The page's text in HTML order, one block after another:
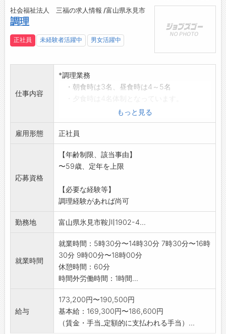
社会福祉法人 三福の求人情報 /富山県氷見市
調理
正社員 未経験者活躍中 男女活躍中
仕事内容
*調理業務
・朝食時は3名、昼食時は4～5名
・1日1,200食程度の調理を担当します。
◎冷暖房完備された電化厨房で高齢者のお食事
を調理している
セントラルキッチンです。
(セントラルキッチン:一か所で集中的に調
理、配送する)
「変更範囲:変
更なし」
※面接希望の方はハローワークから「紹介状」
の交付を
もっと見る
雇用形態 正社員
応募資格
【年齢制限、該当事由】
〜59歳、定年を上限
【必要な経験等】
調理経験があれば尚可
勤務地 富山県氷見市鞍川1902-4...
就業時間
就業時間：5時30分〜14時30分 7時30分〜16時
30分 9時00分〜18時00分
休憩時間：60分
時間外労働時間：1時間...
給与
173,200円〜190,500円
基本給：169,300円〜186,600円
（賃金・手当_定額的に支払われる手当）...